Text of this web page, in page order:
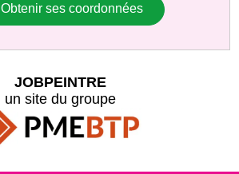
Obtenir ses coordonnées
JOBPEINTRE
un site du groupe